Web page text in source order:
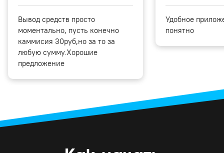
Вывод средств просто
моментально, пусть конечно
каммисия 30руб,но за то за
любую сумму.Хорошие
предложение
Удобное
понятно